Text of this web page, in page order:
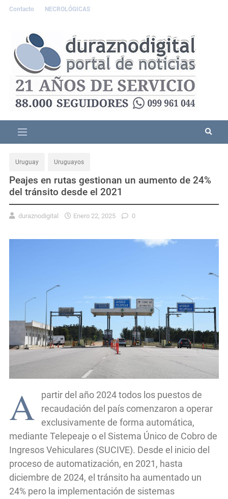
Contacto NECROLÓGICAS
Uruguay Uruguayos
Peajes en rutas gestionan un aumento de 24%
del tránsito desde el 2021
duraznodigital Enero 22, 2025 0
A
partir del año 2024 todos los puestos de
recaudación del país comenzaron a operar
exclusivamente de forma automática,
mediante Telepeaje o el Sistema Único de Cobro de
Ingresos Vehiculares (SUCIVE). Desde el inicio del
proceso de automatización, en 2021, hasta
diciembre de 2024, el tránsito ha aumentado un
24% pero la implementación de sistemas